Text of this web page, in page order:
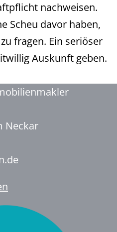
nachweisen.
Scheu davor haben,
fragen. Ein seriöser
Auskunft geben.
Neckar